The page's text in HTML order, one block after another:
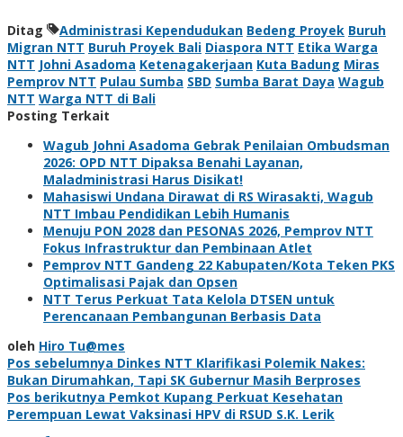
Ditag Administrasi Kependudukan Bedeng Proyek Buruh
Migran NTT Buruh Proyek Bali Diaspora NTT Etika Warga
NTT Johni Asadoma Ketenagakerjaan Kuta Badung Miras
Pemprov NTT Pulau Sumba SBD Sumba Barat Daya Wagub
NTT Warga NTT di Bali
Posting Terkait
Wagub Johni Asadoma Gebrak Penilaian Ombudsman
2026: OPD NTT Dipaksa Benahi Layanan,
Maladministrasi Harus Disikat!
Mahasiswi Undana Dirawat di RS Wirasakti, Wagub
NTT Imbau Pendidikan Lebih Humanis
Menuju PON 2028 dan PESONAS 2026, Pemprov NTT
Fokus Infrastruktur dan Pembinaan Atlet
Pemprov NTT Gandeng 22 Kabupaten/Kota Teken PKS
Optimalisasi Pajak dan Opsen
NTT Terus Perkuat Tata Kelola DTSEN untuk
Perencanaan Pembangunan Berbasis Data
oleh Hiro Tu@mes
Navigasi
pos
Pos sebelumnya Dinkes NTT Klarifikasi Polemik Nakes:
Bukan Dirumahkan, Tapi SK Gubernur Masih Berproses
Pos berikutnya Pemkot Kupang Perkuat Kesehatan
Perempuan Lewat Vaksinasi HPV di RSUD S.K. Lerik